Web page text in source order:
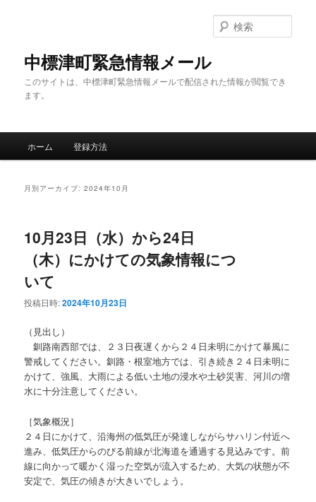
中標津町緊急情報メール
このサイトは、中標津町緊急情報メールで配信された情報が閲覧でき
ます。
索
ホーム 登録方法
月別アーカイブ:2024年10月
10月23日（水）から24日
（木）にかけての気象情報につ
いて
投稿日時:2024年10月23日
（見出し）
釧路南西部では、２３日夜遅くから２４日未明にかけて暴風に
警戒してください。釧路・根室地方では、引き続き２４日未明に
かけて、強風、大雨による低い土地の浸水や土砂災害、河川の増
水に十分注意してください。
［気象概況］
２４日にかけて、沿海州の低気圧が発達しながらサハリン付近へ
進み、低気圧からのびる前線が北海道を通過する見込みです。前
線に向かって暖かく湿った空気が流入するため、大気の状態が不
安定で、気圧の傾きが大きいでしょう。